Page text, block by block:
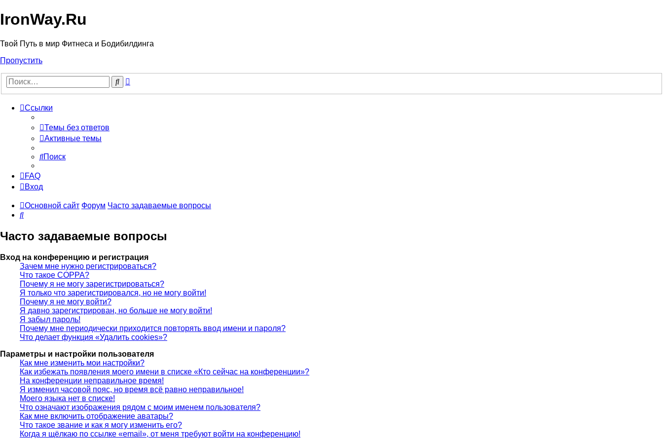
IronWay.Ru
Твой Путь в мир Фитнеса и Бодибилдинга
Пропустить
Поиск
Ссылки
Темы без ответов
Активные темы
Поиск
FAQ
Вход
Основной сайт Форум Часто задаваемые вопросы
Поиск
Часто задаваемые вопросы
Вход на конференцию и регистрация
Зачем мне нужно регистрироваться?
Что такое COPPA?
Почему я не могу зарегистрироваться?
Я только что зарегистрировался, но не могу войти!
Почему я не могу войти?
Я давно зарегистрирован, но больше не могу войти!
Я забыл пароль!
Почему мне периодически приходится повторять ввод имени и пароля?
Что делает функция «Удалить cookies»?
Параметры и настройки пользователя
Как мне изменить мои настройки?
Как избежать появления моего имени в списке «Кто сейчас на конференции»?
На конференции неправильное время!
Я изменил часовой пояс, но время всё равно неправильное!
Моего языка нет в списке!
Что означают изображения рядом с моим именем пользователя?
Как мне включить отображение аватары?
Что такое звание и как я могу изменить его?
Когда я щёлкаю по ссылке «email», от меня требуют войти на конференцию!